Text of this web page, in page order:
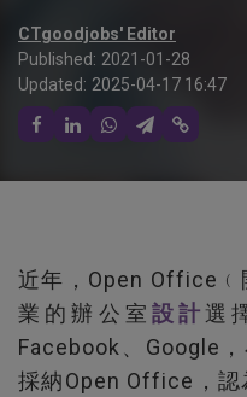
CTgoodjobs' Editor
Published: 2021-01-28
Updated: 2025-04-17 16:47
近年，Open Office﹙
業的辦公室 設計 選
Facebook、Google
採納Open Office，認